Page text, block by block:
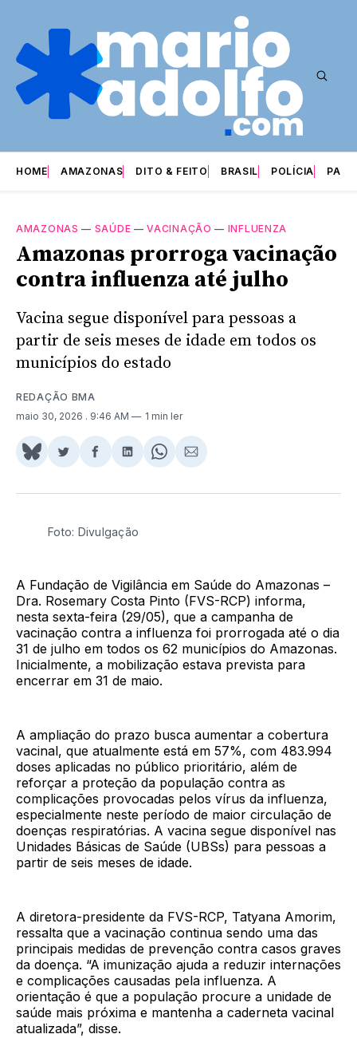
HOME AMAZONAS DITO & FEITO BRASIL POLÍCIA
AMAZONAS — SAÚDE —VACINAÇÃO — INFLUENZA
Amazonas prorroga vacinação
contra influenza até julho
Vacina segue disponível para pessoas a
partir de seis meses de idade em todos os
municípios do estado
REDAÇÃO BMA
maio 30, 2026 . 9:46 AM 1 min ler
Share
BlueSky
Compartilhar
Twitter
Compartilhar
Facebook
Compartilhar
LinkedIn
Share
WhatsApp
Compartilhar
Email
Foto: Divulgação
A Fundação de Vigilância em Saúde do Amazonas –
Dra. Rosemary Costa Pinto (FVS-RCP) informa,
nesta sexta-feira (29/05), que a campanha de
vacinação contra a influenza foi prorrogada até o dia
31 de julho em todos os 62 municípios do Amazonas.
Inicialmente, a mobilização estava prevista para
encerrar em 31 de maio.
A ampliação do prazo busca aumentar a cobertura
vacinal, que atualmente está em 57%, com 483.994
doses aplicadas no público prioritário, além de
reforçar a proteção da população contra as
complicações provocadas pelos vírus da influenza,
especialmente neste período de maior circulação de
doenças respiratórias. A vacina segue disponível nas
Unidades Básicas de Saúde (UBSs) para pessoas a
partir de seis meses de idade.
A diretora-presidente da FVS-RCP, Tatyana Amorim,
ressalta que a vacinação continua sendo uma das
principais medidas de prevenção contra casos graves
da doença. “A imunização ajuda a reduzir internações
e complicações causadas pela influenza. A
orientação é que a população procure a unidade de
saúde mais próxima e mantenha a caderneta vacinal
atualizada”, disse.